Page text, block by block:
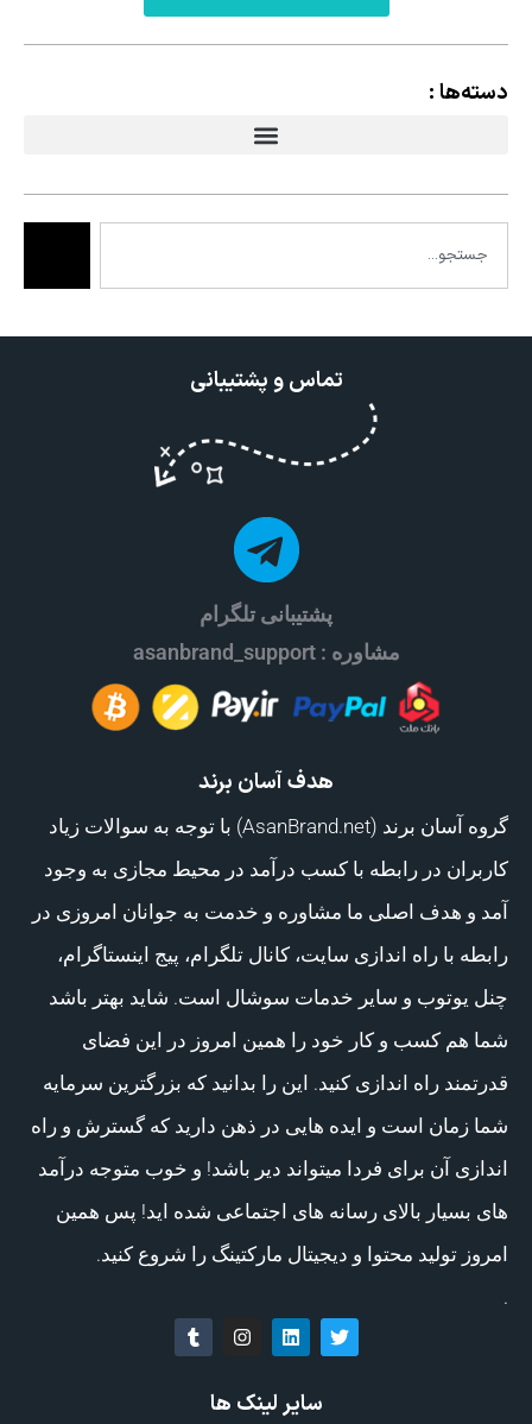
دسته‌ها :
تماس و پشتیبانی
پشتیبانی تلگرام
مشاوره : asanbrand_support
هدف آسان برند
گروه آسان برند (AsanBrand.net) با توجه به سوالات زیاد
کاربران در رابطه با کسب درآمد در محیط مجازی به وجود
آمد و هدف اصلی ما مشاوره و خدمت به جوانان امروزی در
رابطه با راه اندازی سایت، کانال تلگرام، پیج اینستاگرام،
چنل یوتوب و سایر خدمات سوشال است. شاید بهتر باشد
شما هم کسب و کار خود را همین امروز در این فضای
قدرتمند راه اندازی کنید. این را بدانید که بزرگترین سرمایه
شما زمان است و ایده هایی در ذهن دارید که گسترش و راه
اندازی آن برای فردا میتواند دیر باشد! و خوب متوجه درآمد
های بسیار بالای رسانه های اجتماعی شده اید! پس همین
امروز تولید محتوا و دیجیتال مارکتینگ را شروع کنید.
.
سایر لینک ها